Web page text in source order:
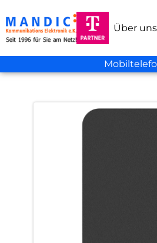
Über uns